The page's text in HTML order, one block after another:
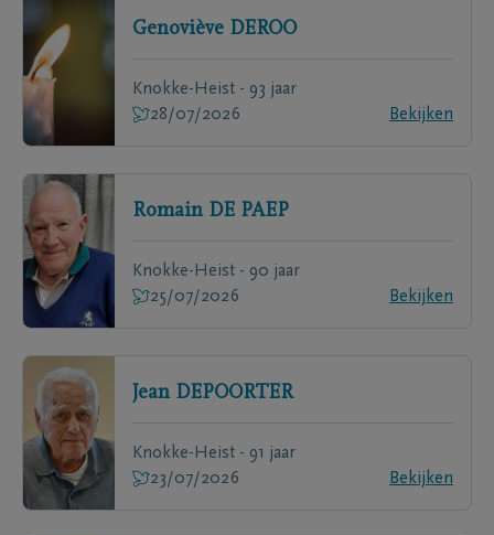
Genoviève DEROO
Knokke-Heist - 93 jaar
28/07/2026
Bekijken
Romain DE PAEP
Knokke-Heist - 90 jaar
25/07/2026
Bekijken
Jean DEPOORTER
Knokke-Heist - 91 jaar
23/07/2026
Bekijken